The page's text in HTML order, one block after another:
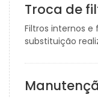
Troca de
Filtros internos
substituição